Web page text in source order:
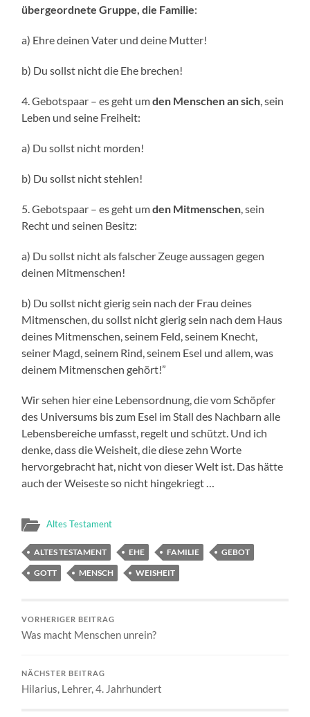
übergeordnete Gruppe, die Familie:
a) Ehre deinen Vater und deine Mutter!
b) Du sollst nicht die Ehe brechen!
4. Gebotspaar – es geht umden Menschen an sich , sein
Leben und seine Freiheit:
a) Du sollst nicht morden!
b) Du sollst nicht stehlen!
5. Gebotspaar – es geht umden Mitmenschen , sein
Recht und seinen Besitz:
a) Du sollst nicht als falscher Zeuge aussagen gegen
deinen Mitmenschen!
b) Du sollst nicht gierig sein nach der Frau deines
Mitmenschen, du sollst nicht gierig sein nach dem Haus
deines Mitmenschen, seinem Feld, seinem Knecht,
seiner Magd, seinem Rind, seinem Esel und allem, was
deinem Mitmenschen gehört!”
Wir sehen hier eine Lebensordnung, die vom Schöpfer
des Universums bis zum Esel im Stall des Nachbarn alle
Lebensbereiche umfasst, regelt und schützt. Und ich
denke, dass die Weisheit, die diese zehn Worte
hervorgebracht hat, nicht von dieser Welt ist. Das hätte
auch der Weiseste so nicht hingekriegt …
Altes Testament
ALTES TESTAMENT EHE FAMILIE
GEBOT
GOTT
MENSCH WEISHEIT
VORHERIGER BEITRAG
Was macht Menschen unrein?
NÄCHSTER BEITRAG
Hilarius, Lehrer, 4. Jahrhundert